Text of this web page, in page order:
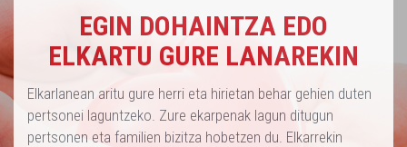
EGIN DOHAINTZA EDO
ELKARTU GURE LANAREKIN
Elkarlanean aritu gure herri eta hirietan behar gehien duten
pertsonei laguntzeko. Zure ekarpenak lagun ditugun
pertsonen eta familien bizitza hobetzen du. Elkarrekin